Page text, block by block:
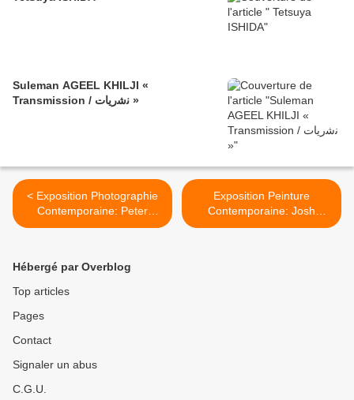
Suleman AGEEL KHILJI «
Transmission / ﻧﺷرﯾﺎت »
< Exposition Photographie
Contemporaine: Peter
HUJAR «Speed of Life»
Exposition Peinture
Contemporaine: Josh
SPERLING «So It Goes» >
Hébergé par Overblog
Top articles
Pages
Contact
Signaler un abus
C.G.U.